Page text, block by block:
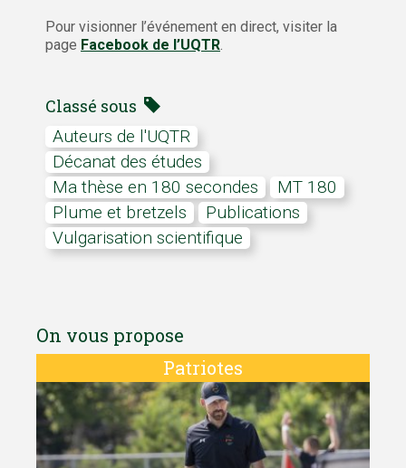
Pour visionner l’événement en direct, visiter la
page Facebook de l’UQTR
Classé sous
Auteurs de l'UQTR
Décanat des études
Ma thèse en 180 secondes
MT 180
Plume et bretzels
Publications
Vulgarisation scientifique
On vous propose
Patriotes